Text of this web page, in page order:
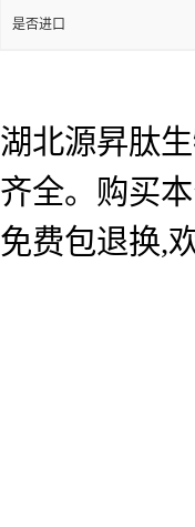
是否进口
湖北源昇肽
齐全。购买
免费包退换,